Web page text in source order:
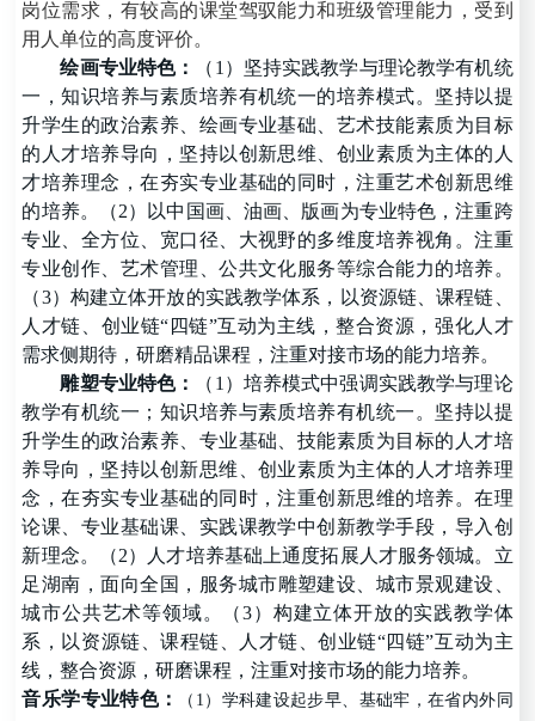
岗位需求，有较高的课堂驾驭能力和班级管理能力，受到
用人单位的高度评价。
绘画专业特色 ：
（1）坚持实践教学与理论教学有机统
一，知识培养与素质培养有机统一的培养模式。坚持以提
升学生的政治素养、绘画专业基础、艺术技能素质为目标
的人才培养导向，坚持以创新思维、创业素质为主体的人
才培养理念，在夯实专业基础的同时，注重艺术创新思维
的培养。（2）以中国画、油画、版画为专业特色，注重跨
专业、全方位、宽口径、大视野的多维度培养视角。注重
专业创作、艺术管理、公共文化服务等综合能力的培养。
（3）构建立体开放的实践教学体系，以资源链、课程链、
人才链、创业链“ 四链”互动为主线，整合资源，强化人才
需求侧期待，研磨精品课程，注重对接市场的能力培养。
雕塑专业特色 ： （1）培养模式中强调实践教学与理论
教学有机统一 ； 知识培养与素质培养有机统一 。坚持以提
升学生的政治素养、专业基础、技能素质为目标的人才培
养导向，坚持以创新思维、创业素质为主体的人才培养理
念，在夯实专业基础的同时，注重创新思维的培养。在理
论课、专业基础课、实践课教学中创新教学手段，导入创
新理念。（2）
人才培养基础上通度拓展人才服务领城。立
足湖南 ，面向全国 ， 服务城市雕塑建设 城市景观建设、
城市公共艺术等领域。 （3） 构建立体开放的实践教学体
系 ，以资源链、课程链、人才链、创业链“四链”互动为主
线，整合资源，研磨课程，注重对接市场的能力培养。
音乐学专业特色 ： （1）学科建设起步早、基础牢，在省内外同